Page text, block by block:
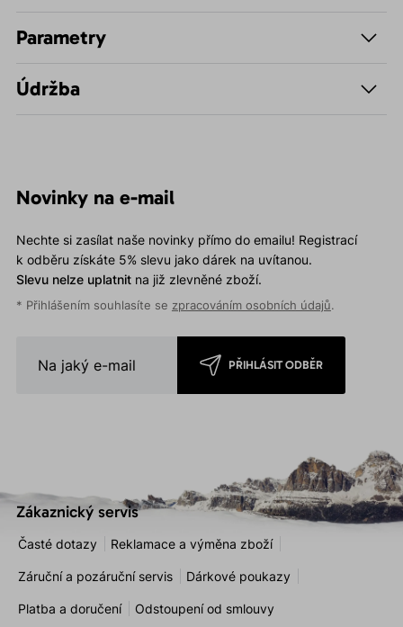
Parametry
Údržba
Novinky na e-mail
Nechte si zasílat naše novinky přímo do emailu! Registrací
k odběru získáte 5% slevu jako dárek na uvítanou.
Slevu nelze uplatnitna již zlevněné zboží.
* Přihlášením souhlasíte se zpracováním osobních údajů.
PŘIHLÁSIT ODBĚR
Zákaznický servis
Časté dotazy Reklamace a výměna zboží
Záruční a pozáruční servis Dárkové poukazy
Platba a doručení Odstoupení od smlouvy